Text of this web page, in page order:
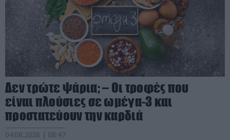
Δεν τρώτε ψάρια; – Οι τροφές που
είναι πλούσιες σε ωμέγα-3 και
προστατεύουν την καρδιά
04.08.2026 | 08:47